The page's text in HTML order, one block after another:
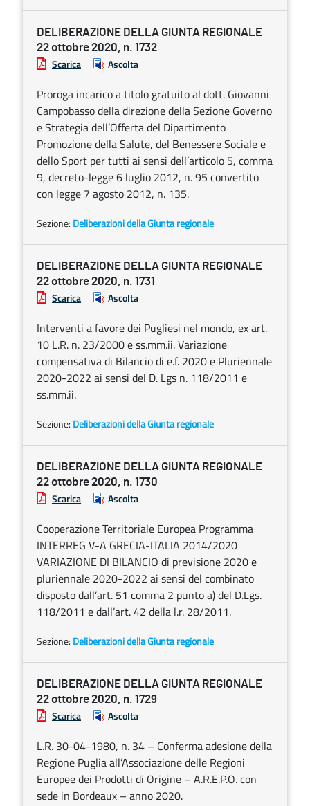
DELIBERAZIONE DELLA GIUNTA REGIONALE
22 ottobre 2020, n. 1732
Scarica Ascolta
Proroga incarico a titolo gratuito al dott. Giovanni
Campobasso della direzione della Sezione Governo
e Strategia dell’Offerta del Dipartimento
Promozione della Salute, del Benessere Sociale e
dello Sport per tutti ai sensi dell’articolo 5, comma
9, decreto-legge 6 luglio 2012, n. 95 convertito
con legge 7 agosto 2012, n. 135.
Sezione: Deliberazioni della Giunta regionale
DELIBERAZIONE DELLA GIUNTA REGIONALE
22 ottobre 2020, n. 1731
Scarica Ascolta
Interventi a favore dei Pugliesi nel mondo, ex art.
10 L.R. n. 23/2000 e ss.mm.ii. Variazione
compensativa di Bilancio di e.f. 2020 e Pluriennale
2020-2022 ai sensi del D. Lgs n. 118/2011 e
ss.mm.ii.
Sezione: Deliberazioni della Giunta regionale
DELIBERAZIONE DELLA GIUNTA REGIONALE
22 ottobre 2020, n. 1730
Scarica Ascolta
Cooperazione Territoriale Europea Programma
INTERREG V-A GRECIA-ITALIA 2014/2020
VARIAZIONE DI BILANCIO di previsione 2020 e
pluriennale 2020-2022 ai sensi del combinato
disposto dall’art. 51 comma 2 punto a) del D.Lgs.
118/2011 e dall’art. 42 della l.r. 28/2011.
Sezione: Deliberazioni della Giunta regionale
DELIBERAZIONE DELLA GIUNTA REGIONALE
22 ottobre 2020, n. 1729
Scarica Ascolta
L.R. 30-04-1980, n. 34 – Conferma adesione della
Regione Puglia all’Associazione delle Regioni
Europee dei Prodotti di Origine – A.R.E.P.O. con
sede in Bordeaux – anno 2020.